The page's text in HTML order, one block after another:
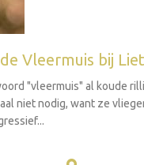
Vleermuis bij
"vleermuis" al koude
niet nodig, want ze